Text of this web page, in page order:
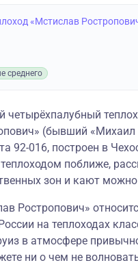
«Мстислав
среднего
четырёхпалубный
(бывший «Михаил
92-016, построен в
поближе,
зон и кают можно
Ростропович»
на теплоходах
в атмосфере
ни о чем не